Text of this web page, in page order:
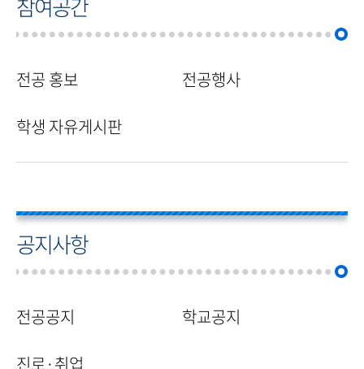
참여공간
전공 홍보
전공행사
학생 자유게시판
공지사항
전공공지
학교공지
진로·취업